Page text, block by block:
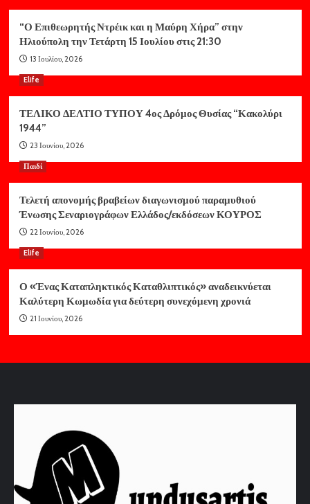
“Ο Επιθεωρητής Ντρέικ και η Μαύρη Χήρα” στην
Ηλιούπολη την Τετάρτη 15 Ιουλίου στις 21:30
13 Ιουλίου, 2026
Elife
ΤΕΛΙΚΟ ΔΕΛΤΙΟ ΤΥΠΟΥ 4ος Δρόμος Θυσίας “Κακολύρι
1944”
23 Ιουνίου, 2026
Παιδί
Τελετή απονομής βραβείων διαγωνισμού παραμυθιού
Ένωσης Σεναριογράφων Ελλάδος/εκδόσεων ΚΟΥΡΟΣ
22 Ιουνίου, 2026
Elife
Ο «Ένας Καταπληκτικός Καταθλιπτικός» αναδεικνύεται
Καλύτερη Κωμωδία για δεύτερη συνεχόμενη χρονιά
21 Ιουνίου, 2026